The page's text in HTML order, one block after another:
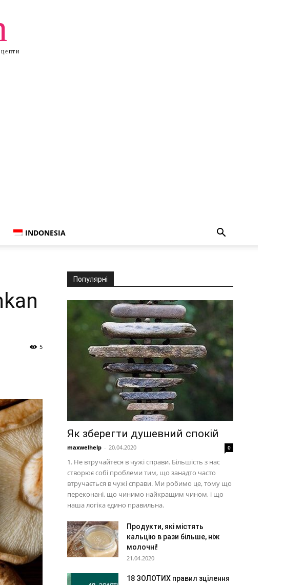
INDONESIA
5
Популярні
Як зберегти душевний спокій
maxwelhelp - 20.04.2020 0
1. Не втручайтеся в чужі справи. Більшість з нас
створює собі проблеми тим, що занадто часто
втручається в чужі справи. Ми робимо це, тому що
переконані, що чинимо найкращим чином, і що
наша логіка єдино правильна.
Продукти, які містять
кальцію в рази більше, ніж
молочні!
21.04.2020
18 ЗОЛОТИХ правил зцілення